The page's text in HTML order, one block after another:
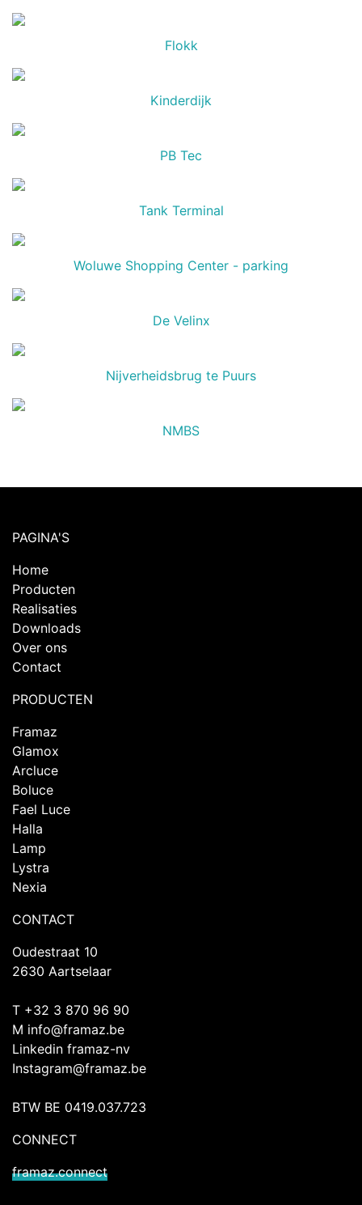
Flokk
Kinderdijk
PB Tec
Tank Terminal
Woluwe Shopping Center - parking
De Velinx
Nijverheidsbrug te Puurs
NMBS
PAGINA'S
Home
Producten
Realisaties
Downloads
Over ons
Contact
PRODUCTEN
Framaz
Glamox
Arcluce
Boluce
Fael Luce
Halla
Lamp
Lystra
Nexia
CONTACT
Oudestraat 10
2630 Aartselaar
T +32 3 870 96 90
M info@framaz.be
Linkedin framaz-nv
Instagram@framaz.be
BTW BE 0419.037.723
CONNECT
framaz.connect